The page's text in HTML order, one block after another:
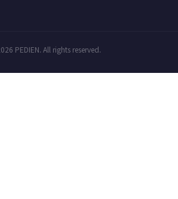
PEDIEN. All rights reserved.